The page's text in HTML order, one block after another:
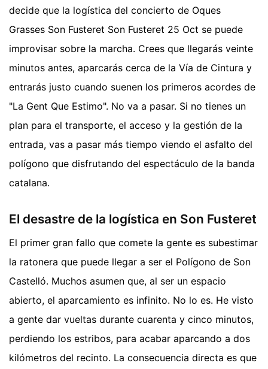
decide que la logística del concierto de Oques
Grasses Son Fusteret Son Fusteret 25 Oct se puede
improvisar sobre la marcha. Crees que llegarás veinte
minutos antes, aparcarás cerca de la Vía de Cintura y
entrarás justo cuando suenen los primeros acordes de
"La Gent Que Estimo". No va a pasar. Si no tienes un
plan para el transporte, el acceso y la gestión de la
entrada, vas a pasar más tiempo viendo el asfalto del
polígono que disfrutando del espectáculo de la banda
catalana.
El desastre de la logística en Son Fusteret
El primer gran fallo que comete la gente es subestimar
la ratonera que puede llegar a ser el Polígono de Son
Castelló. Muchos asumen que, al ser un espacio
abierto, el aparcamiento es infinito. No lo es. He visto
a gente dar vueltas durante cuarenta y cinco minutos,
perdiendo los estribos, para acabar aparcando a dos
kilómetros del recinto. La consecuencia directa es que